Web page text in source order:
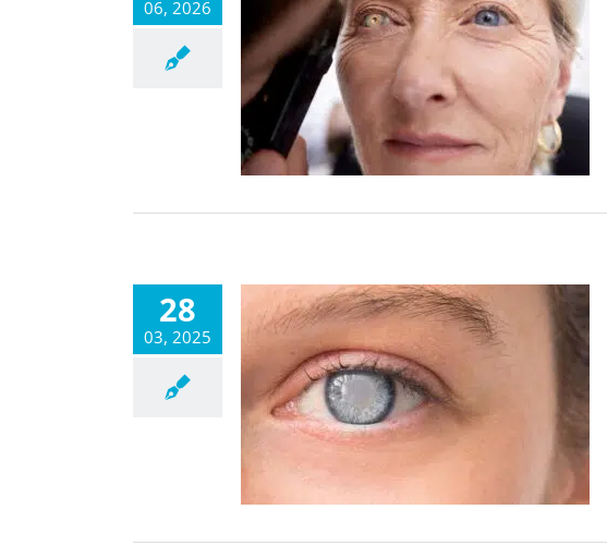
06, 2026
28
03, 2025